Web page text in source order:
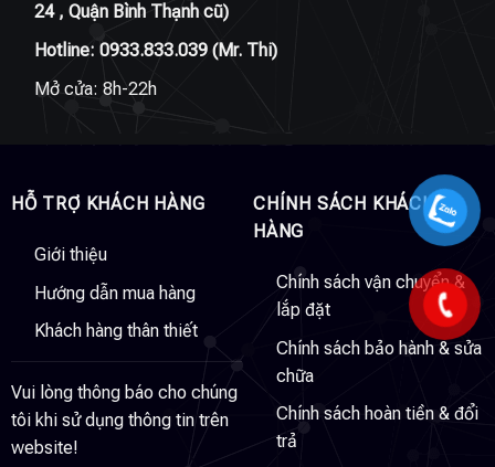
24 , Quận Bình Thạnh cũ)
Hotline: 0933.833.039(Mr. Thi)
Mở cửa: 8h-22h
HỖ TRỢ KHÁCH HÀNG
Giới thiệu
Hướng dẫn mua hàng
Khách hàng thân thiết
Vui lòng thông báo cho chúng
tôi khi sử dụng thông tin trên
website!
CHÍNH SÁCH KHÁCH
HÀNG
Chính sách vận chuyển &
lắp đặt
Chính sách bảo hành & sửa
chữa
Chính sách hoàn tiền & đổi
trả